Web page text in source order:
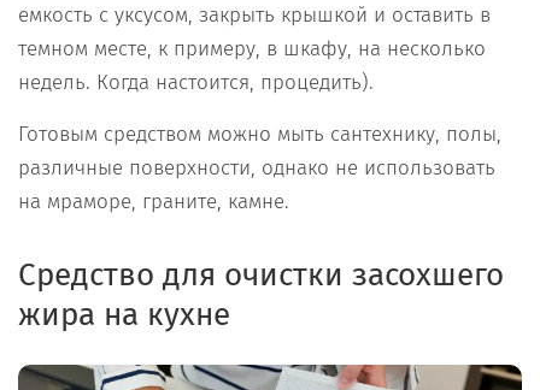
емкость с уксусом, закрыть крышкой и оставить в
темном месте, к примеру, в шкафу, на несколько
недель. Когда настоится, процедить).
Готовым средством можно мыть сантехнику, полы,
различные поверхности, однако не использовать
на мраморе, граните, камне.
Средство для очистки засохшего
жира на кухне